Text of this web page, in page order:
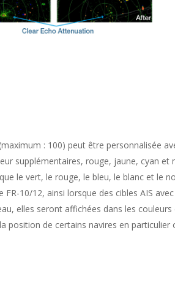
: 100) peut être personnalisée
supplémentaires, rouge, jaune, cyan et
le vert, le rouge, le bleu, le blanc et le
FR-10/12, ainsi lorsque des cibles AIS
elles seront affichées dans les couleurs
position de certains navires en particulier